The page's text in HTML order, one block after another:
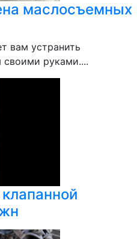
маслосъемных
вам устранить
своими руками....